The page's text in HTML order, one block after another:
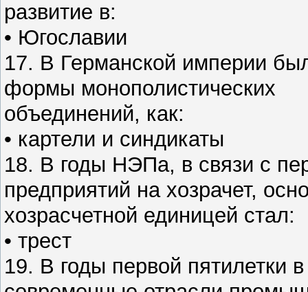
развитие в:
• Югославии
17. В Германской империи
формы монополистических
объединений, как:
• картели и синдикаты
18. В годы НЭПа, в связи с
предприятий на хозрачет,
хозрасчетной единицей стал:
• трест
19. В годы первой пятилетки